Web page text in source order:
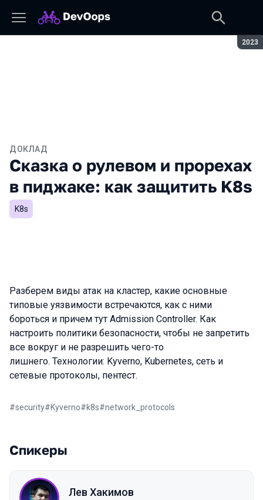
2023
ДОКЛАД
Сказка о рулевом и прорехах
в пиджаке: как защитить K8s
K8s
Разберем виды атак на кластер, какие основные
типовые уязвимости встречаются, как с ними
бороться и причем тут Admission Controller. Как
настроить политики безопасности, чтобы не запретить
все вокруг и не разрешить чего-то
лишнего. Технологии: Kyverno, Kubernetes, сеть и
сетевые протоколы, пентест.
#security#Kyverno#k8s#network_protocols
Спикеры
Лев Хакимов